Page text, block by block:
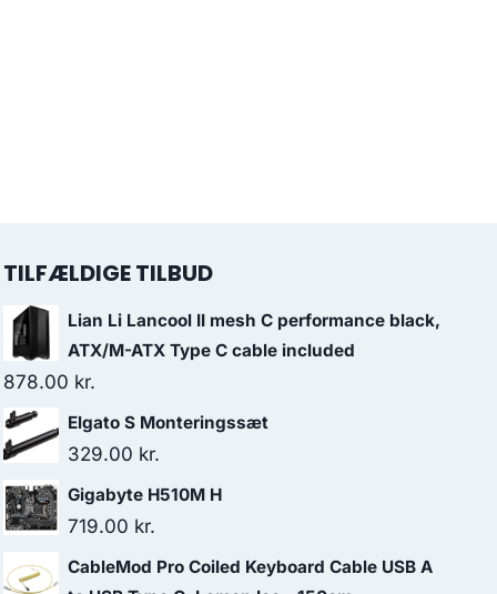
TILFÆLDIGE TILBUD
Lian Li Lancool II mesh C performance black,
ATX/M-ATX Type C cable included
878.00 kr.
Elgato S Monteringssæt
329.00 kr.
Gigabyte H510M H
719.00 kr.
CableMod Pro Coiled Keyboard Cable USB A